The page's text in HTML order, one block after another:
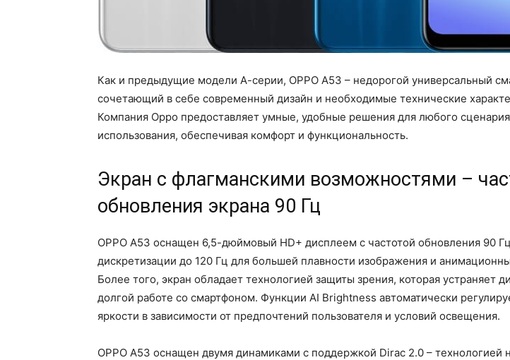
Как и предыдущие модели А-серии, OPPO A53 – недорогой универсальный
сочетающий в себе современный дизайн и необходимые технические
Компания Oppo предоставляет умные, удобные решения для любого сценария
использования, обеспечивая комфорт и функциональность.
Экран с флагманскими возможностями –
обновления экрана 90 Гц
OPPO A53 оснащен 6,5-дюймовый HD+ дисплеем c частотой обновления 90
дискретизации до 120 Гц для большей плавности изображения и
Более того, экран обладает технологией защиты зрения, которая устраняет
долгой работе со смартфоном. Функции AI Brightness автоматически
яркости в зависимости от предпочтений пользователя и условий освещения.
OPPO A53 оснащен двумя динамиками с поддержкой Dirac 2.0 – технологией